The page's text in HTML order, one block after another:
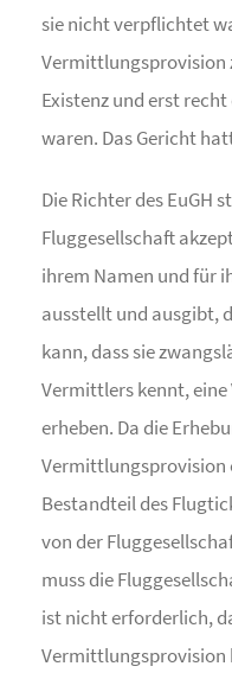
sie nicht verpflichtet
Vermittlungsprovision
Existenz und erst
waren. Das Gericht
Die Richter des EuGH
Fluggesellschaft
ihrem Namen und für
ausstellt und ausgibt,
kann, dass sie
Vermittlers kennt,
erheben. Da die
Vermittlungsprovision
Bestandteil des
von der
muss die
ist nicht erforderlich,
Vermittlungsprovision